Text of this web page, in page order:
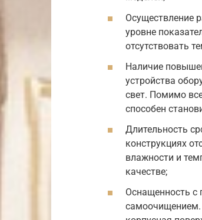
Осуществление
уровне
отсутствовать
Наличие
устройства
свет. Помимо
способен
Длительность
конструкциях
влажности и
качестве;
Оснащенность с
самоочищением.